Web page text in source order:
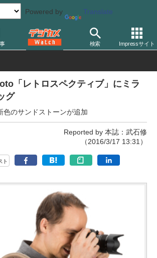
Powered by Translate
検索 Impressサイト
用品 カメラバッグ シンクタンクフォト
「レトロスペクティブ」にミラ
グ
色のサンドストーンが追加
Reported by 本誌：武石修
（2016/3/17 13:31）
ト